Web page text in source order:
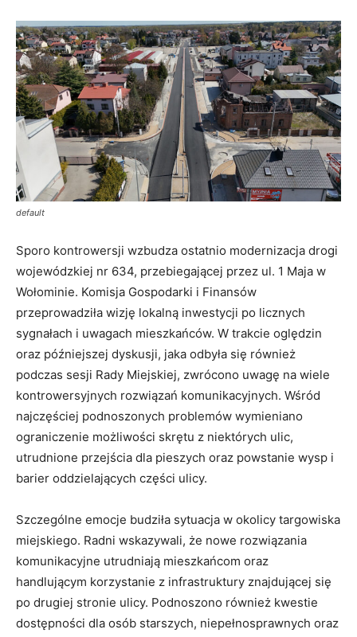
default
Sporo kontrowersji wzbudza ostatnio modernizacja drogi
wojewódzkiej nr 634, przebiegającej przez ul. 1 Maja w
Wołominie. Komisja Gospodarki i Finansów
przeprowadziła wizję lokalną inwestycji po licznych
sygnałach i uwagach mieszkańców. W trakcie oględzin
oraz późniejszej dyskusji, jaka odbyła się również
podczas sesji Rady Miejskiej, zwrócono uwagę na wiele
kontrowersyjnych rozwiązań komunikacyjnych. Wśród
najczęściej podnoszonych problemów wymieniano
ograniczenie możliwości skrętu z niektórych ulic,
utrudnione przejścia dla pieszych oraz powstanie wysp i
barier oddzielających części ulicy.
Szczególne emocje budziła sytuacja w okolicy targowiska
miejskiego. Radni wskazywali, że nowe rozwiązania
komunikacyjne utrudniają mieszkańcom oraz
handlującym korzystanie z infrastruktury znajdującej się
po drugiej stronie ulicy. Podnoszono również kwestie
dostępności dla osób starszych, niepełnosprawnych oraz